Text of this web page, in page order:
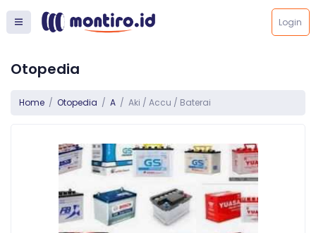
Login
Otopedia
Home Otopedia A Aki / Accu / Baterai